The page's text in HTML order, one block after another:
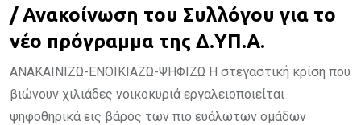
/ Ανακοίνωση του Συλλόγου για το
νέο πρόγραμμα της Δ.ΥΠ.Α.
ΑΝΑΚΑΙΝΙΖΩ-ΕΝΟΙΚΙΑΖΩ-ΨΗΦΙΖΩ Η στεγαστική κρίση που
βιώνουν χιλιάδες νοικοκυριά εργαλειοποιείται
ψηφοθηρικά εις βάρος των πιο ευάλωτων ομάδων